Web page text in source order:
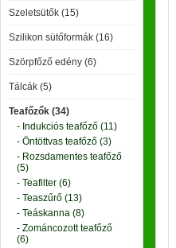
Szeletsütők (15)
Szilikon sütőformák (16)
Szörpfőző edény (6)
Tálcák (5)
Teafőzők (34)
- Indukciós teafőző (11)
- Öntöttvas teafőző (3)
- Rozsdamentes teafőző
(5)
- Teafilter (6)
- Teaszűrő (13)
- Teáskanna (8)
- Zománcozott teafőző
(6)